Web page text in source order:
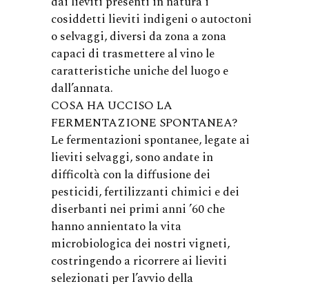
cosiddetti lieviti indigeni o autoctoni
o selvaggi, diversi da zona a zona
capaci di trasmettere al vino le
caratteristiche uniche del luogo e
dall’annata.
COSA HA UCCISO LA
FERMENTAZIONE SPONTANEA?
Le fermentazioni spontanee, legate ai
lieviti selvaggi, sono andate in
difficoltà con la diffusione dei
pesticidi, fertilizzanti chimici e dei
diserbanti nei primi anni ’60 che
hanno annientato la vita
microbiologica dei nostri vigneti,
costringendo a ricorrere ai lieviti
selezionati per l’avvio della